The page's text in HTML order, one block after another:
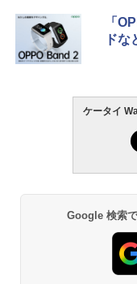
「
ド
ケータイ
Google 検索